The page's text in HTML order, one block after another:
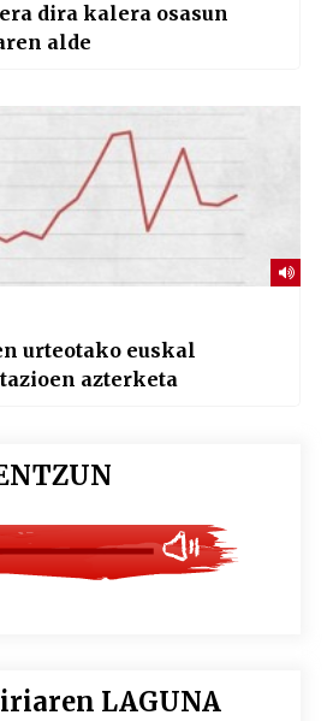
alde
urteotako euskal
azterketa
LAGUNA